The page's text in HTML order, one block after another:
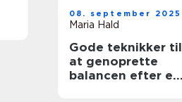
08. september 2025
Maria Hald
Gode teknikker til
at genoprette
balancen efter en